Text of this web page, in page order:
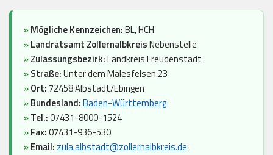
»Mögliche Kennzeichen:BL, HCH
»Landratsamt ZollernalbkreisNebenstelle
»Zulassungsbezirk:Landkreis Freudenstadt
»Straße:Unter dem Malesfelsen 23
»Ort:72458 Albstadt/Ebingen
»Bundesland:Baden-Württemberg
»Tel.:07431-8000-1524
»Fax:07431-936-530
»Email: zula.albstadt@zollernalbkreis.de